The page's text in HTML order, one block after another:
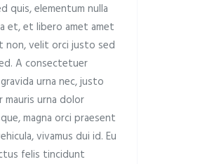
quis, elementum nulla
et, et libero amet amet
non, velit orci justo sed
A consectetuer
urna nec, justo
mauris urna dolor
magna orci praesent
vivamus dui id. Eu
felis tincidunt